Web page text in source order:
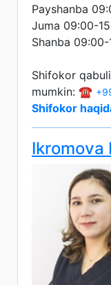
Payshanba
Juma 09:00-
Shanba 09:00-
Shifokor
mumkin: ☎️
Shifokor
Ikromova